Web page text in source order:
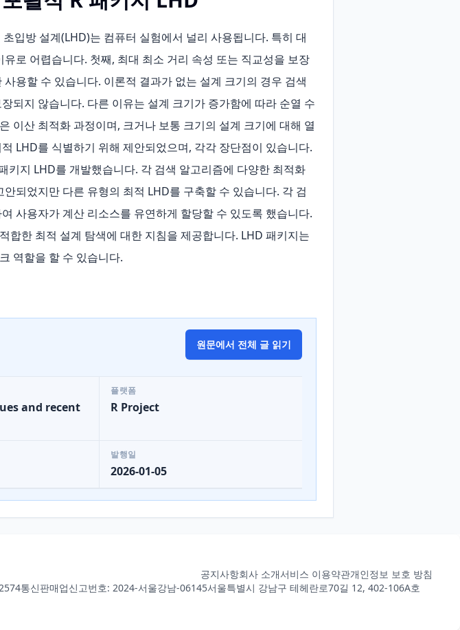
입방 설계(LHD)는 컴퓨터 실험에서 널리 사용됩니다. 특히 대
로 어렵습니다. 첫째, 최대 최소 거리 속성 또는 직교성을 보장
용할 수 있습니다. 이론적 결과가 없는 설계 크기의 경우 검색
되지 않습니다. 다른 이유는 설계 크기가 증가함에 따라 순열 수
이산 최적화 과정이며, 크거나 보통 크기의 설계 크기에 대해 열
LHD를 식별하기 위해 제안되었으며, 각각 장단점이 있습니다.
키지 LHD를 개발했습니다. 각 검색 알고리즘에 다양한 최적화
되었지만 다른 유형의 최적 LHD를 구축할 수 있습니다. 각 검
사용자가 계산 리소스를 유연하게 할당할 수 있도록 했습니다.
합한 최적 설계 탐색에 대한 지침을 제공합니다. LHD 패키지는
역할을 할 수 있습니다.
원문에서 전체 글 읽기
and recent
플랫폼
R Project
발행일
2026-01-05
공지사항회사 소개서비스 이용약관개인정보 보호 방침
통신판매업신고번호: 2024-서울강남-06145서울특별시 강남구 테헤란로70길 12, 402-106A호